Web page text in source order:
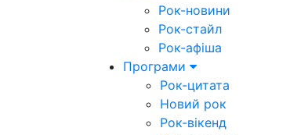
Рок-новини
Рок-стайл
Рок-афіша
Програми
Рок-цитата
Новий рок
Рок-вікенд